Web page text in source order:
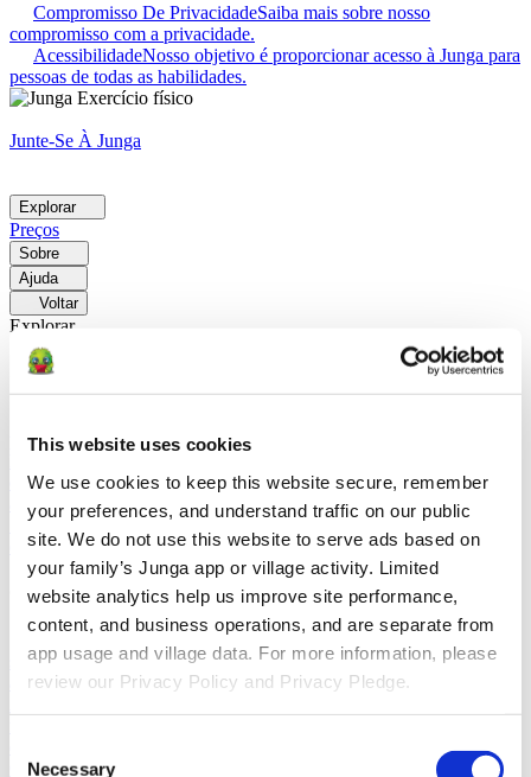
This website uses cookies
We use cookies to keep this website secure, remember
your preferences, and understand traffic on our public
site. We do not use this website to serve ads based on
your family’s Junga app or village activity. Limited
website analytics help us improve site performance,
content, and business operations, and are separate from
app usage and village data. For more information, please
review our Privacy Policy and Privacy Pledge.
Necessary
Compromisso De PrivacidadeSaiba mais sobre nosso
compromisso com a privacidade.
AcessibilidadeNosso objetivo é proporcionar acesso à Junga para
pessoas de todas as habilidades.
Junte-Se À Junga
Explorar
Preços
Sobre
Ajuda
Voltar
Explorar
Soluções
promovem comportamentos positivos com a Junga.
do Junga.
Para TerapeutasSaiba como a Junga ajuda os terapeutas
a promover ambientes positivos em casa.
Para Grupos
Sociais
Saiba como os grupos sociais promovem o envolvimento da
comunidade com Junga.
Comparar
Junga x Greenlight
O Greenlight combina um cartão de débito
supervisionado com ferramentas educativas para ensinar as crianças
a fazer um orçamento, poupar e investir.
Junga x Acorns Early
Junga x ClassDojoO
ClassDojo ajuda professores, alunos e famílias a se conectarem e